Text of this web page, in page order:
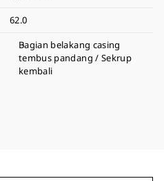
62.0
Bagian belakang casing
tembus pandang / Sekrup
kembali